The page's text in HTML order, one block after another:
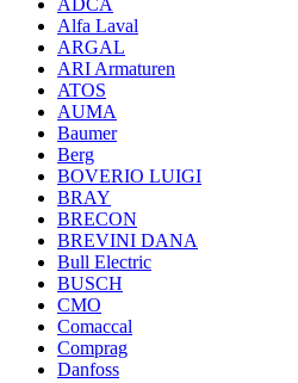
ADCA
Alfa Laval
ARGAL
ARI Armaturen
ATOS
AUMA
Baumer
Berg
BOVERIO LUIGI
BRAY
BRECON
BREVINI DANA
Bull Electric
BUSCH
CMO
Comaccal
Comprag
Danfoss